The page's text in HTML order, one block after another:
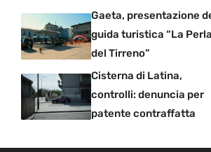
Gaeta, presentazione
guida turistica “La Perla
del Tirreno”
Cisterna di Latina,
controlli: denuncia per
patente contraffatta